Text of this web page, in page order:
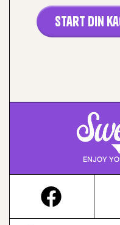
Start din
ENJOY